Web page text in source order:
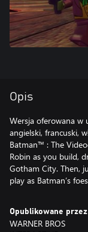
Opis
Wersja oferowana w
angielski, francuski,
Batman™ : The
Robin as you build,
Gotham City. Then,
play as Batman’s
Opublikowane przez
WARNER BROS